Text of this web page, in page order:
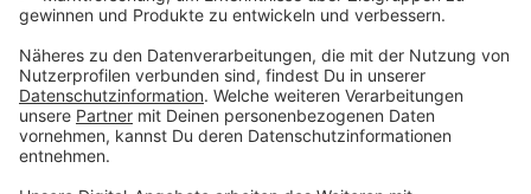
©picture alliance/dpa - Christophe Gateau
Anzeige